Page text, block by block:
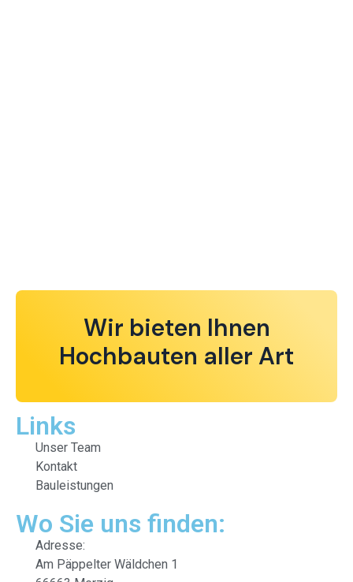
Wir bieten Ihnen
Hochbauten aller Art
Links
Unser Team
Kontakt
Bauleistungen
Wo Sie uns finden:
Adresse:
Am Päppelter Wäldchen 1